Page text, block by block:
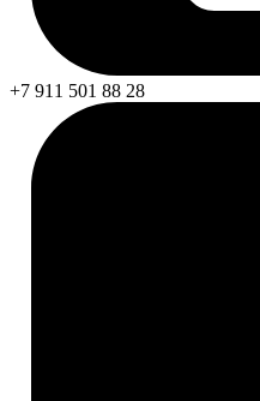
+7 911 501 88 28